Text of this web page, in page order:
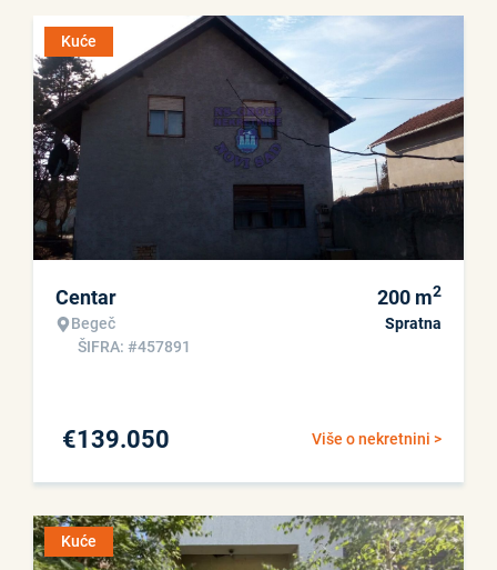
Kuće
Centar
Begeč
ŠIFRA: #457891
200 m2
Spratna
Više o nekretnini >
€139.050
Kuće